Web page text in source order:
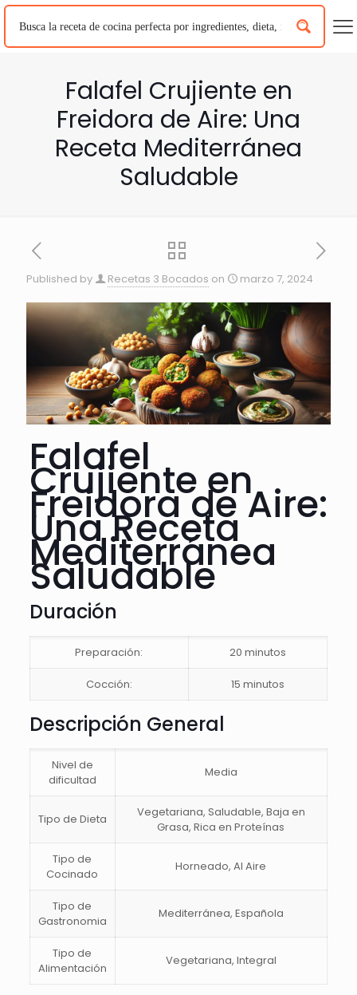
Falafel Crujiente en
Freidora de Aire: Una
Receta Mediterránea
Saludable
Published by Recetas 3 Bocados on marzo 7, 2024
Falafel
Crujiente en
Freidora de Aire:
Una Receta
Mediterránea
Saludable
Duración
Preparación: 20 minutos
Cocción: 15 minutos
Descripción General
Nivel de
dificultad
Media
Tipo de Dieta
Vegetariana, Saludable, Baja en
Grasa, Rica en Proteínas
Tipo de
Cocinado
Horneado, Al Aire
Tipo de
Gastronomia
Mediterránea, Española
Tipo de
Alimentación
Vegetariana, Integral